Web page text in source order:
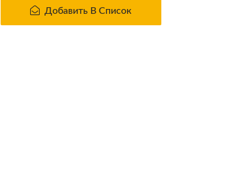
Добавить В Список